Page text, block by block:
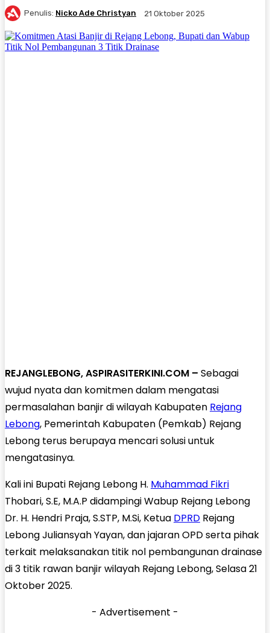
Penulis: Nicko Ade Christyan 21 Oktober 2025
REJANGLEBONG, ASPIRASITERKINI.COM – Sebagai
wujud nyata dan komitmen dalam mengatasi
permasalahan banjir di wilayah Kabupaten Rejang
Lebong, Pemerintah Kabupaten (Pemkab) Rejang
Lebong terus berupaya mencari solusi untuk
mengatasinya.
Kali ini Bupati Rejang Lebong H. Muhammad Fikri
Thobari, S.E, M.A.P didampingi Wabup Rejang Lebong
Dr. H. Hendri Praja, S.STP, M.Si, Ketua DPRD Rejang
Lebong Juliansyah Yayan, dan jajaran OPD serta pihak
terkait melaksanakan titik nol pembangunan drainase
di 3 titik rawan banjir wilayah Rejang Lebong, Selasa 21
Oktober 2025.
- Advertisement -